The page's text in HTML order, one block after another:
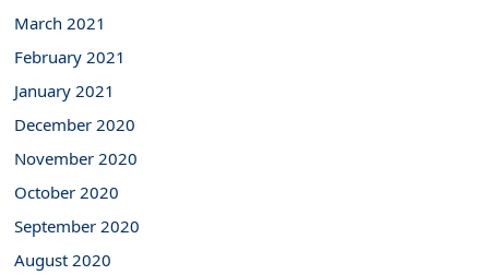
March 2021
February 2021
January 2021
December 2020
November 2020
October 2020
September 2020
August 2020